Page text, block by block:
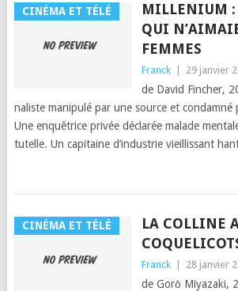
CINÉMA ET TÉLÉ
MILLENIUM :
QUI
FEMMES
Franck 29 janvier
de David Finch­er,
nal­iste manip­ulé par une source et
Une enquêtrice privée déclarée malade
tutelle. Un cap­i­taine d’in­dus­trie vieil­lis­sant
CINÉMA ET TÉLÉ
LA COLLINE
Franck 28 janvier
de Gorō Miyaza­ki,